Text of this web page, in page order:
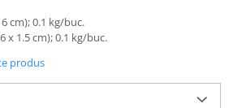
cm); 0.1 kg/buc.
x 1.5 cm); 0.1 kg/buc.
produs